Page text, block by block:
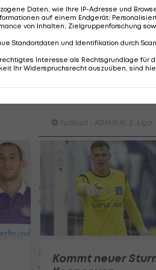
auf LAOLA1.at jederzeit
schießt die Vienna ab
Highlights: Torfestival!
besiegt den FAC
überraschend
Fußball - ADMIRAL 2. Liga
Highlights: Doppelpacker
Thalissinho schießt Bregenz
gegen Kapfenberg zu Sieg
Fußball - ADMIRAL 2. Liga
Kommt neuer
Daten, wie Ihre IP-Adresse und
auf einem Endgerät;
von Inhalten, Zielgruppenforschung
Standortdaten und Identifikation durch
Interesse als Rechtsgrundlage für
Ihr Widerspruchsrecht auszuüben, sind